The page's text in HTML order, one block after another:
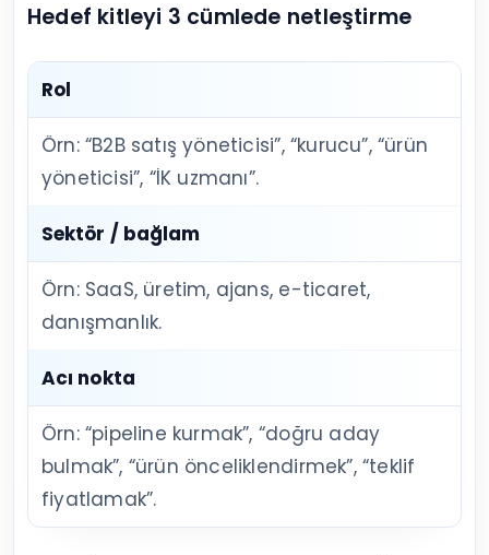
Hedef kitleyi 3 cümlede netleştirme
Rol
Örn: “B2B satış yöneticisi”, “kurucu”, “ürün
yöneticisi”, “İK uzmanı”.
Sektör / bağlam
Örn: SaaS, üretim, ajans, e-ticaret,
danışmanlık.
Acı nokta
Örn: “pipeline kurmak”, “doğru aday
bulmak”, “ürün önceliklendirmek”, “teklif
fiyatlamak”.